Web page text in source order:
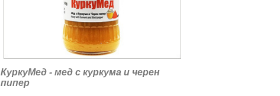
КуркуМед - мед с куркума и черен
пипер